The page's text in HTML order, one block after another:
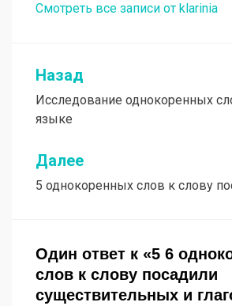
Смотреть все записи от klarinia
Навигация
по
записям
Назад
Исследование однокоренных
языке
Далее
5 однокоренных слов к слову
Один ответ к «5 6
слов к слову посадили
существительных и